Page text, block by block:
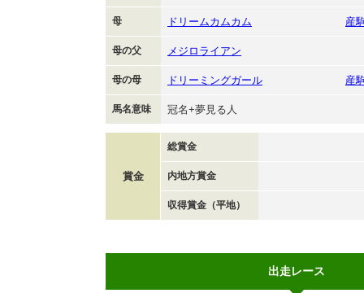
母 ドリームカムカム 産
母の父 メジロライアン
母の母 ドリーミングガール 産
馬名意味 冠名+夢見る人
賞金
総賞金
内地方賞金
収得賞金（平地）
出走レース